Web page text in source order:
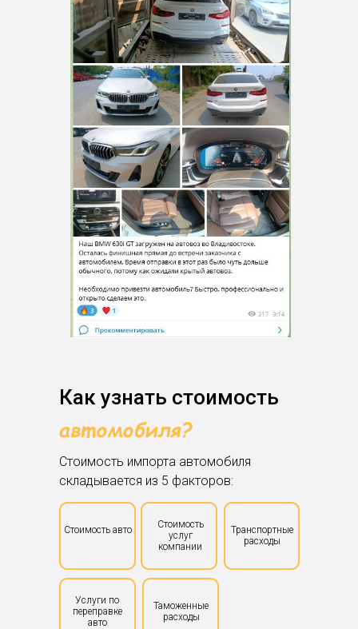
Стоимость
услуг
компании
Транспортные
расходы
Услуги по
переправке
авто
Таможенные
расходы
Стоимость авто
Стоимость импорта автомобиля
складывается из 5 факторов:
Как узнать стоимость